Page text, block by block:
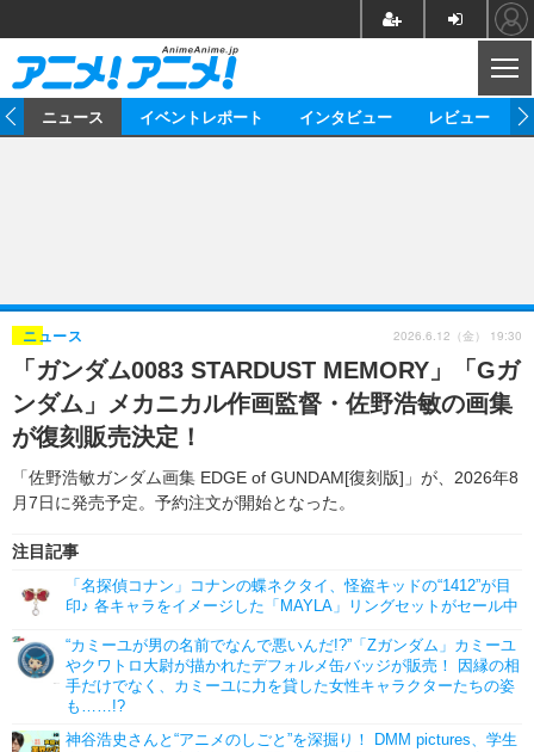
ゲーム グッズ
イベント 海外
海外イベント ビジネス
俳優・タレント アーティスト
ビジネス
アニメ 実写
書評 イベント
ゲーム 座談会
動画
アニメ
アニメ！アニメ！TV ABEMA Cafe
連載・コラム
ニュース イベントレポート インタビュー レビュー
「ガンダム0083 STARDUST MEMORY」「Gガ
ンダム」メカニカル作画監督・佐野浩敏の画集
が復刻販売決定！
「佐野浩敏ガンダム画集 EDGE of GUNDAM[復刻版]」が、2026年8
月7日に発売予定。予約注文が開始となった。
ニュース
注目記事
「名探偵コナン」コナンの蝶ネクタイ、怪盗キッドの“1412”が目
印♪ 各キャラをイメージした「MAYLA」リングセットがセール中
“カミーユが男の名前でなんで悪いんだ!?”「Zガンダム」カミーユ
やクワトロ大尉が描かれたデフォルメ缶バッジが販売！ 因縁の相
手だけでなく、カミーユに力を貸した女性キャラクターたちの姿
も……!?
神谷浩史さんと“アニメのしごと”を深掘り！ DMM pictures、学生
2026.6.12（金） 19:30